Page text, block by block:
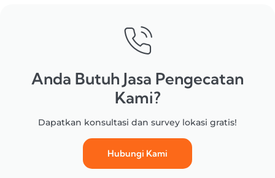
Anda Butuh Jasa Pengecatan
Kami?
Dapatkan konsultasi dan survey lokasi gratis!
Hubungi Kami